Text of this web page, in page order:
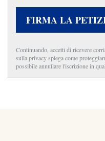
FIRMA LA
Continuando, accetti di ricevere
sulla privacy spiega come
possibile annullare l'iscrizione in